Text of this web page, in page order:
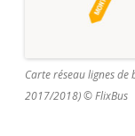
Carte réseau lignes de
2017/2018) © FlixBus